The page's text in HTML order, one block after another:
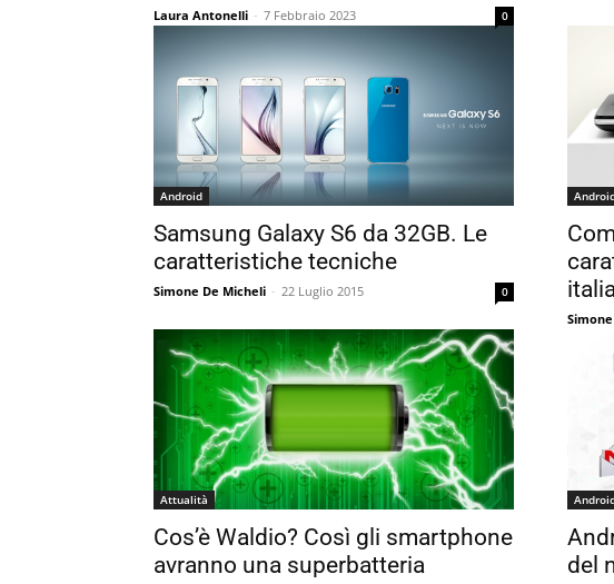
Laura Antonelli - 7 Febbraio 2023 0
Android
Samsung Galaxy S6 da 32GB. Le
caratteristiche tecniche
Simone De Micheli - 22 Luglio 2015 0
Attualità
Cos’è Waldio? Così gli smartphone
avranno una superbatteria
del